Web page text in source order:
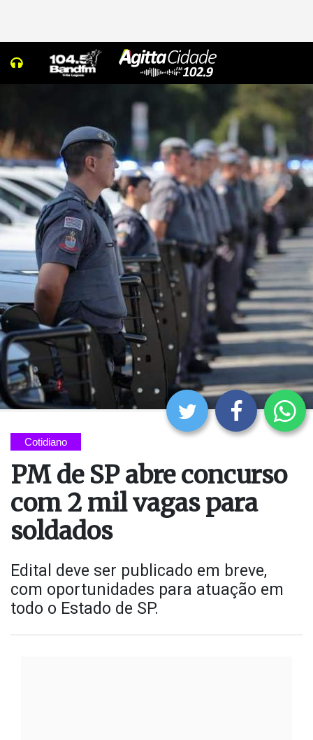
Cotidiano
PM de SP abre concurso
com 2 mil vagas para
soldados
Edital deve ser publicado em breve,
com oportunidades para atuação em
todo o Estado de SP.